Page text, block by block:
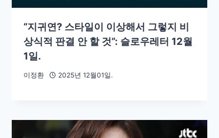
“지귀연? 스타일이 이상해서 그렇지 비
상식적 판결 안 할 것”: 슬로우레터 12월
1일.
이정환 2025년 12월01일.